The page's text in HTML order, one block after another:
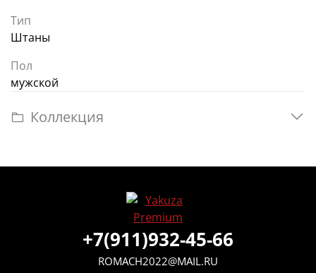
Тип
Штаны
Пол
мужской
Коллекция
+7(911)932-45-66
ROMACH2022@MAIL.RU